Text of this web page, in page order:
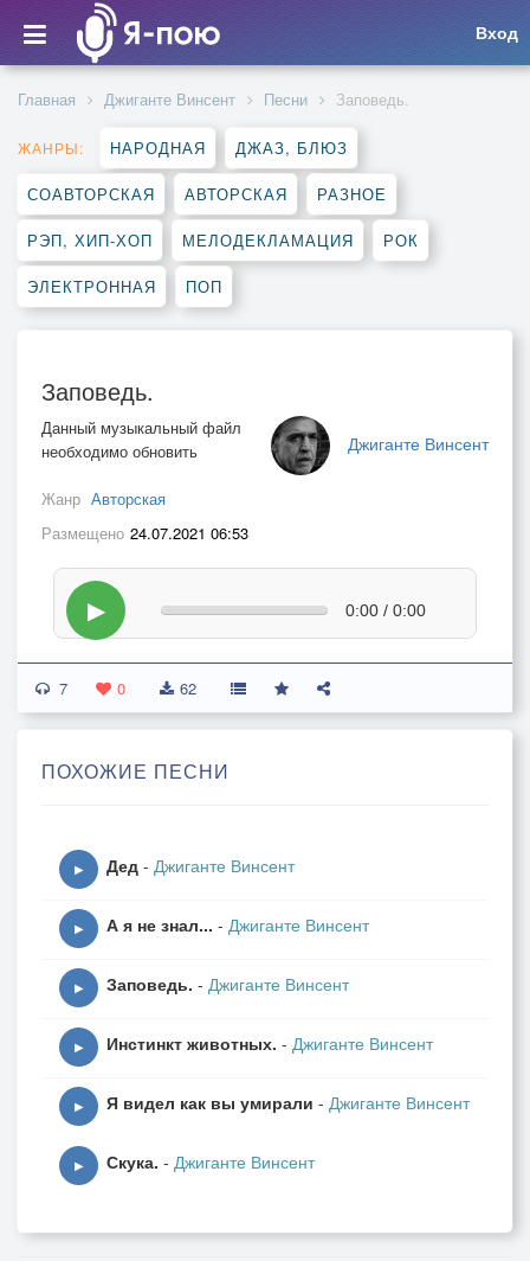
Вход
Главная Джиганте Винсент Песни Заповедь.
ЖАНРЫ: НАРОДНАЯ ДЖАЗ, БЛЮЗ
СОАВТОРСКАЯ АВТОРСКАЯ РАЗНОЕ
РЭП, ХИП-ХОП МЕЛОДЕКЛАМАЦИЯ РОК
ЭЛЕКТРОННАЯ ПОП
Заповедь.
Джиганте Винсент
Данный музыкальный файл
необходимо обновить
Жанр Авторская
Размещено 24.07.2021 06:53
▶ 0:00 / 0:00
7 0 62
ПОХОЖИЕ ПЕСНИ
▶ Дед - Джиганте Винсент
▶ А я не знал... - Джиганте Винсент
▶ Заповедь. - Джиганте Винсент
▶ Инстинкт животных. - Джиганте Винсент
▶ Я видел как вы умирали - Джиганте Винсент
▶ Скука. - Джиганте Винсент